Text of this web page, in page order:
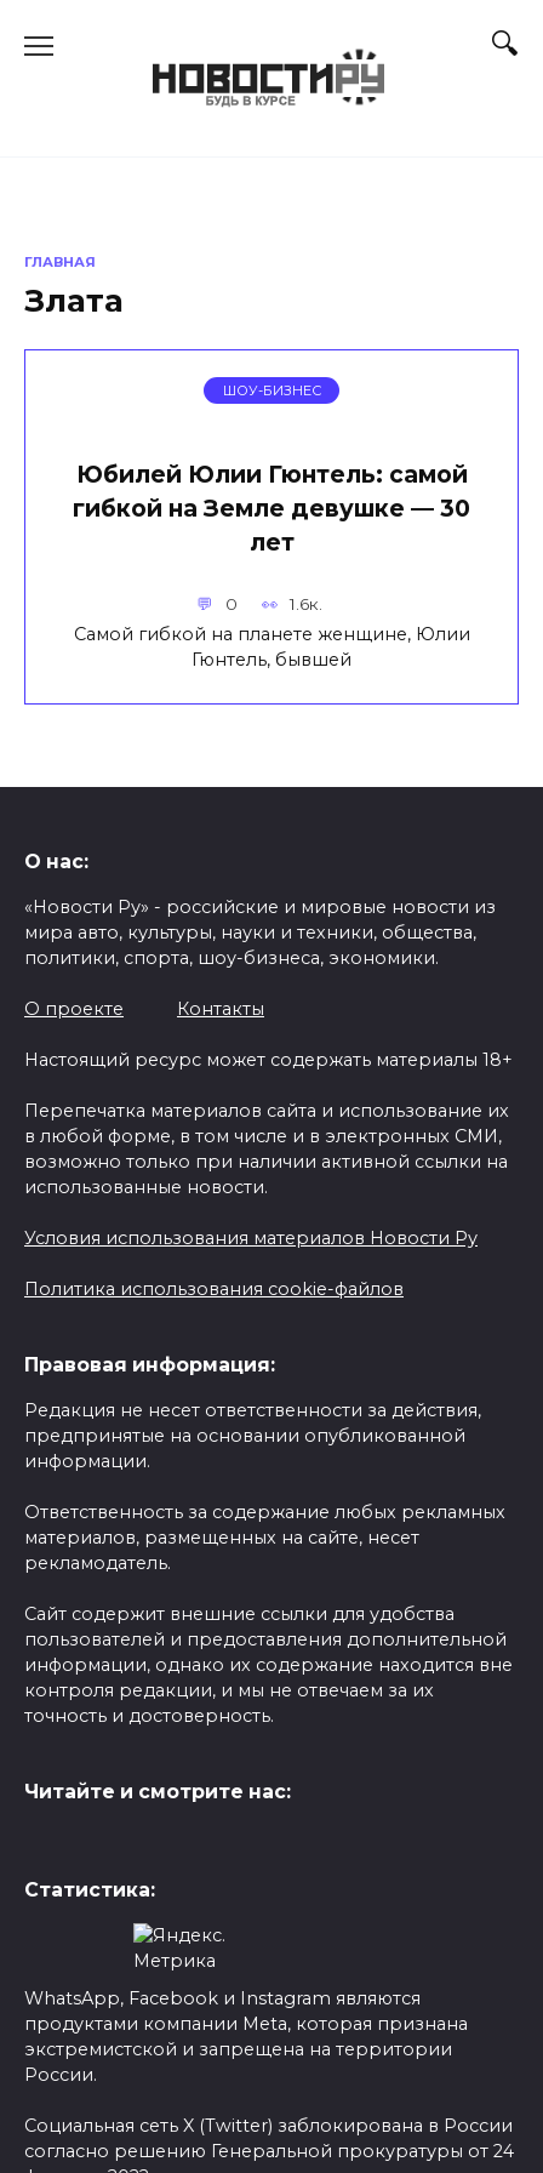
ГЛАВНАЯ
Злата
ШОУ-БИЗНЕС
Юбилей Юлии Гюнтель: самой
гибкой на Земле девушке — 30
лет
0 1.6к.
Самой гибкой на планете женщине, Юлии
Гюнтель, бывшей
О нас:
«Новости Ру» - российские и мировые новости из
мира авто, культуры, науки и техники, общества,
политики, спорта, шоу-бизнеса, экономики.
О проекте Контакты
Настоящий ресурс может содержать материалы 18+
Перепечатка материалов сайта и использование их
в любой форме, в том числе и в электронных СМИ,
возможно только при наличии активной ссылки на
использованные новости.
Условия использования материалов Новости Ру
Политика использования cookie-файлов
Правовая информация:
Редакция не несет ответственности за действия,
предпринятые на основании опубликованной
информации.
Ответственность за содержание любых рекламных
материалов, размещенных на сайте, несет
рекламодатель.
Сайт содержит внешние ссылки для удобства
пользователей и предоставления дополнительной
информации, однако их содержание находится вне
контроля редакции, и мы не отвечаем за их
точность и достоверность.
Читайте и смотрите нас:
Статистика:
WhatsApp, Facebook и Instagram являются
продуктами компании Meta, которая признана
экстремистской и запрещена на территории
России.
Социальная сеть X (Twitter) заблокирована в России
согласно решению Генеральной прокуратуры от 24